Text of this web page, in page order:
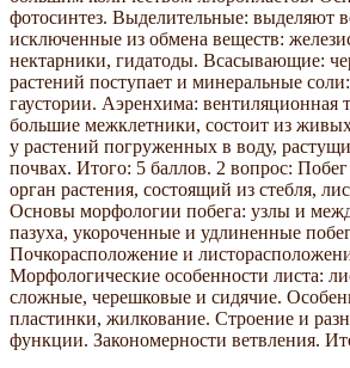
фотосинтез. Выделительные: выделяют
исключенные из обмена веществ:
нектарники, гидатоды. Всасывающие:
растений поступает и минеральные
гаустории. Аэренхима: вентиляционная
большие межклетники, состоит из живых
у растений погруженных в воду,
почвах. Итого: 5 баллов. 2 вопрос:
орган растения, состоящий из стебля,
Основы морфологии побега: узлы и
пазуха, укороченные и удлиненные
Почкорасположение и
Морфологические особенности листа:
сложные, черешковые и сидячие.
пластинки, жилкование. Строение и
функции. Закономерности ветвления.